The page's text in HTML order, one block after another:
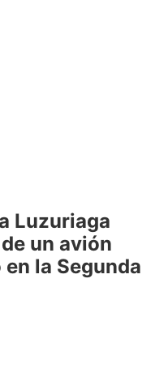
Luzuriaga
un avión
la Segunda